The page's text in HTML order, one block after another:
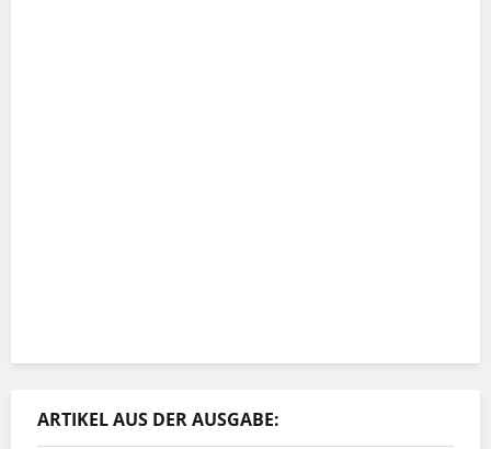
ARTIKEL AUS DER AUSGABE: